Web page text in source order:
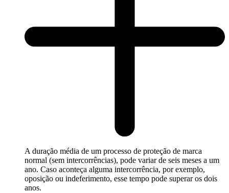
A duração média de um processo de proteção de marca
normal (sem intercorrências), pode variar de seis meses a um
ano. Caso aconteça alguma intercorrência, por exemplo,
oposição ou indeferimento, esse tempo pode superar os dois
anos.